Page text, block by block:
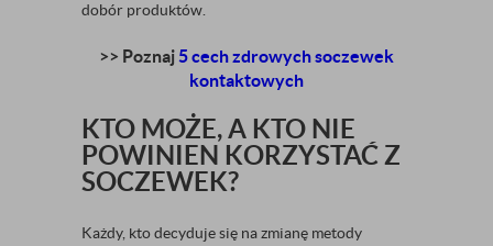
dobór produktów.
>> Poznaj5 cech zdrowych soczewek
kontaktowych
KTO MOŻE, A KTO NIE
POWINIEN KORZYSTAĆ Z
SOCZEWEK?
Każdy, kto decyduje się na zmianę metody